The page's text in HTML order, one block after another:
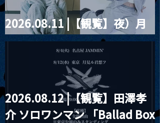
2026.08.11 |【観覧】夜）月
見ル君想フpre. Sugar Shock
2026.08.12 |【観覧】田澤孝
介 ソロワンマン 「Ballad Box